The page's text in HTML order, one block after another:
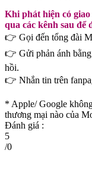
Khi phát hiện có
qua các kênh sau
👉 Gọi đến tổng đài
👉 Gửi phản ánh
hồi.
👉 Nhắn tin trên
* Apple/ Google
thương mại nào của
Đánh giá :
5
/0